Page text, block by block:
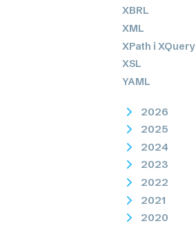
XBRL
XML
XPath i XQuery
XSL
YAML
2026
2025
2024
2023
2022
2021
2020